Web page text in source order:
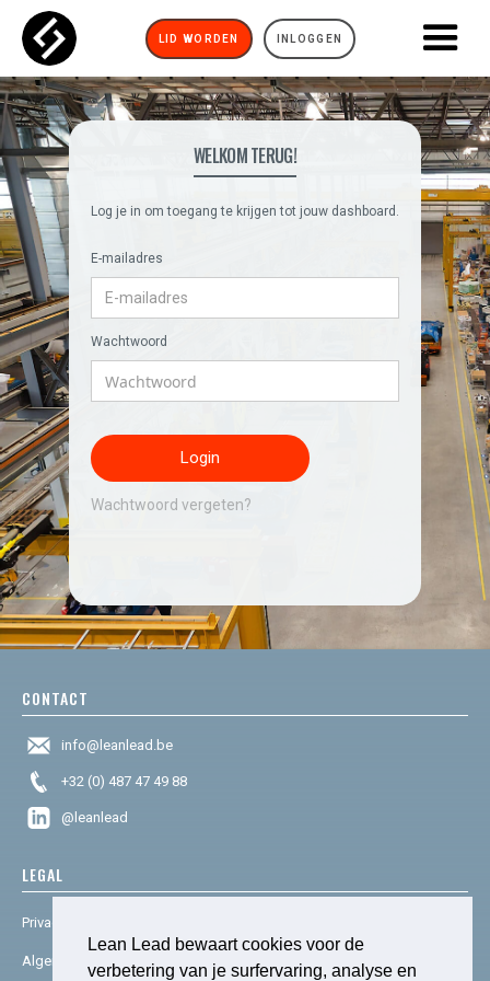
Lean Lead bewaart cookies voor de
verbetering van je surfervaring, analyse en
LID WORDEN INLOGGEN
WELKOM TERUG!
Log je in om toegang te krijgen tot jouw dashboard.
E-mailadres
Wachtwoord
Wachtwoord vergeten?
CONTACT
info@leanlead.be
+32 (0) 487 47 49 88
@leanlead
LEGAL
Privacy & cookies
Algemene voorwaarden